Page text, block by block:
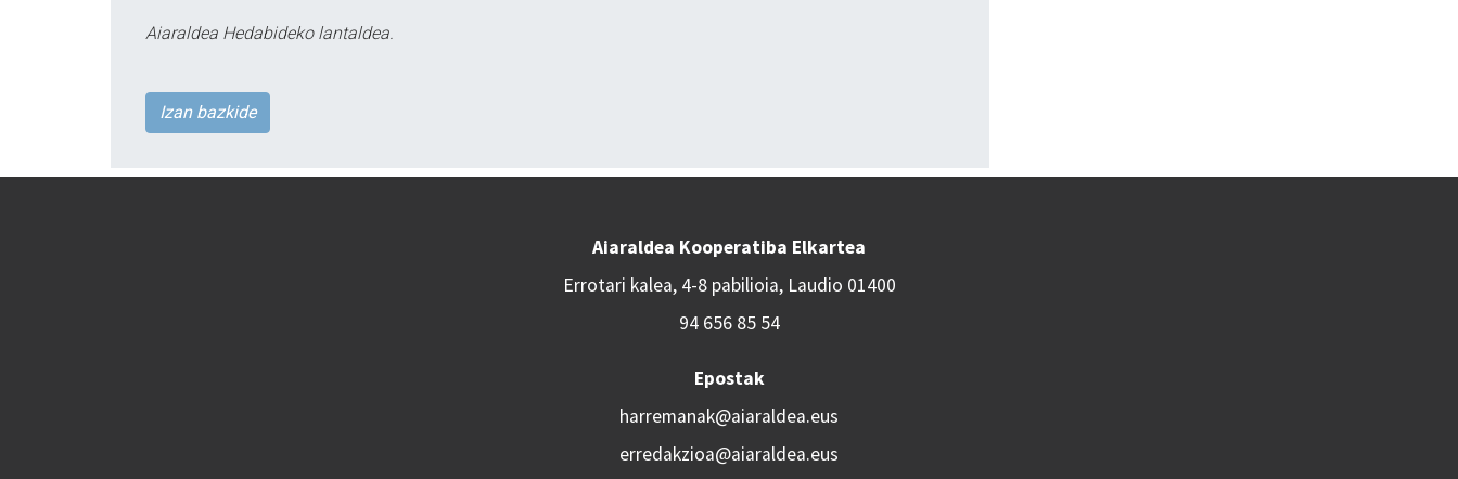
Aiaraldea Hedabideko lantaldea.
Izan bazkide
Aiaraldea Kooperatiba Elkartea
Errotari kalea, 4-8 pabilioia, Laudio 01400
94 656 85 54
Epostak
harremanak@aiaraldea.eus
erredakzioa@aiaraldea.eus